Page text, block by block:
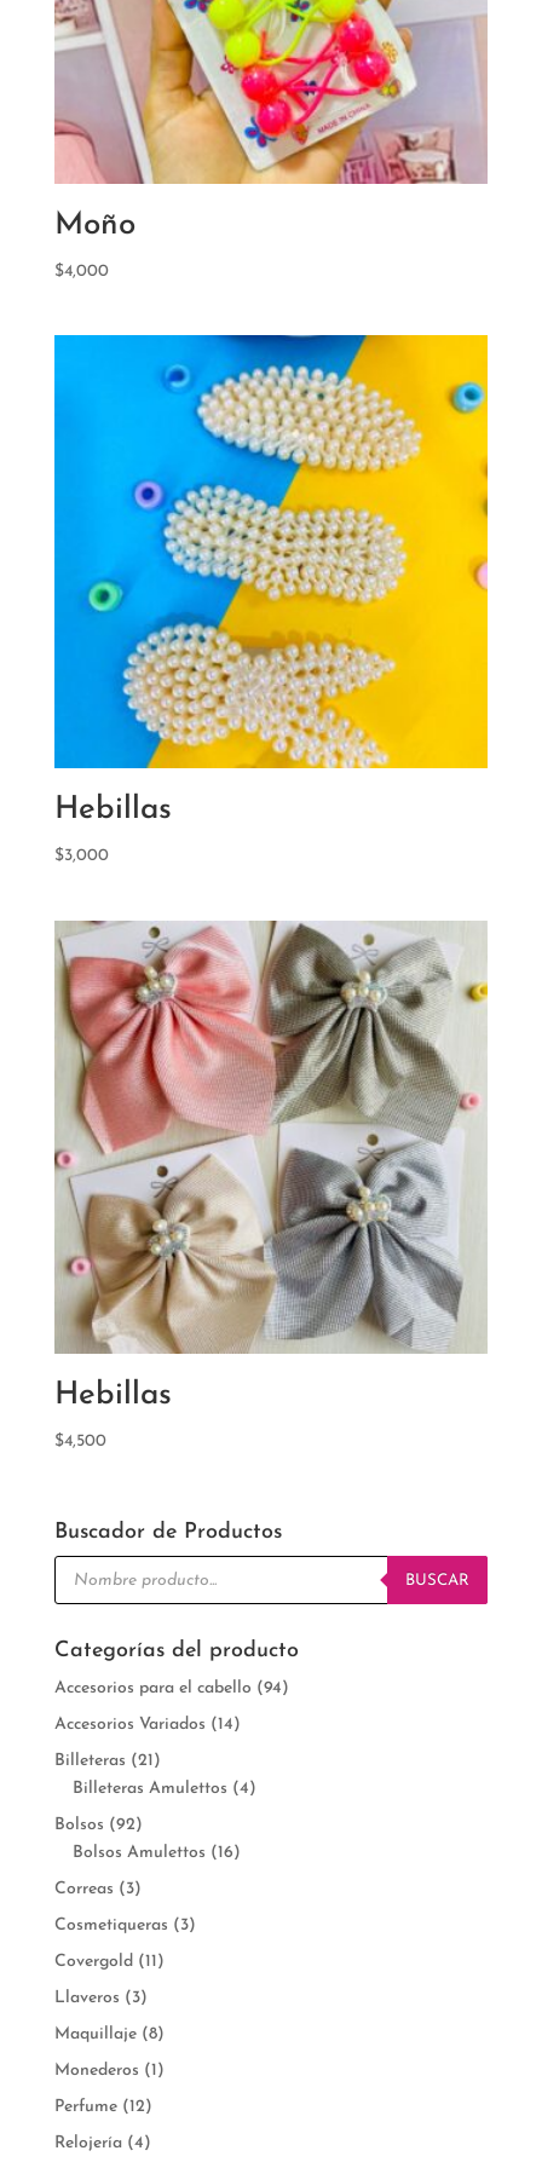
Moño
$4,000
Hebillas
$3,000
Hebillas
$4,500
Buscador de Productos
Búsqueda
productos
BUSCAR
Categorías del producto
Accesorios para el cabello (94)
Accesorios Variados (14)
Billeteras (21)
Billeteras Amulettos (4)
Bolsos (92)
Bolsos Amulettos (16)
Correas (3)
Cosmetiqueras (3)
Covergold (11)
Llaveros (3)
Maquillaje (8)
Monederos (1)
Perfume (12)
Relojería (4)